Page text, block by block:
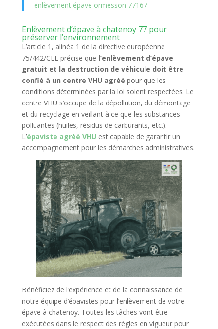
enlèvement épave ormesson 77167
Enlèvement d’épave à chatenoy 77 pour
préserver l’environnement
L’article 1, alinéa 1 de la directive européenne
75/442/CEE précise que l’enlèvement d’épave
gratuit et la destruction de véhicule doit être
confié à un centre VHU agréé pour que les
conditions déterminées par la loi soient respectées. Le
centre VHU s’occupe de la dépollution, du démontage
et du recyclage en veillant à ce que les substances
polluantes (huiles, résidus de carburants, etc.).
L’épaviste agréé VHU est capable de garantir un
accompagnement pour les démarches administratives.
Bénéficiez de l’expérience et de la connaissance de
notre équipe d’épavistes pour l’enlèvement de votre
épave à chatenoy. Toutes les tâches vont être
exécutées dans le respect des règles en vigueur pour